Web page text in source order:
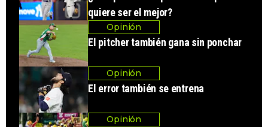
quiere ser el mejor?
Opinión
El pitcher también gana sin ponchar
Opinión
El error también se entrena
Opinión